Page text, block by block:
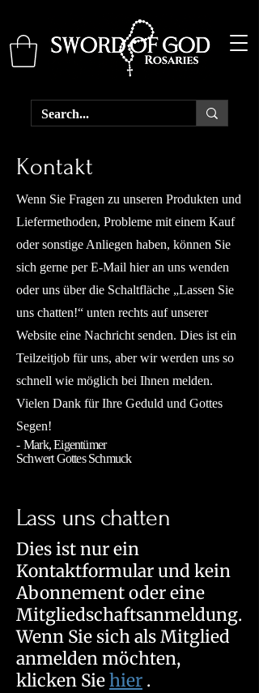
Kontakt
Wenn Sie Fragen zu unseren Produkten und
Liefermethoden, Probleme mit einem Kauf
oder sonstige Anliegen haben, können Sie
sich gerne per E-Mail hier an uns wenden
oder uns über die Schaltfläche „Lassen Sie
uns chatten!“ unten rechts auf unserer
Website eine Nachricht senden. Dies ist ein
Teilzeitjob für uns, aber wir werden uns so
schnell wie möglich bei Ihnen melden.
Vielen Dank für Ihre Geduld und Gottes
Segen!
- Mark, Eigentümer
Schwert Gottes Schmuck
Lass uns chatten
Dies ist nur ein
Kontaktformular und kein
Abonnement oder eine
Mitgliedschaftsanmeldung.
Wenn Sie sich als Mitglied
anmelden möchten,
klicken Siehier .